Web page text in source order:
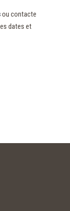
ou contacte
dates et